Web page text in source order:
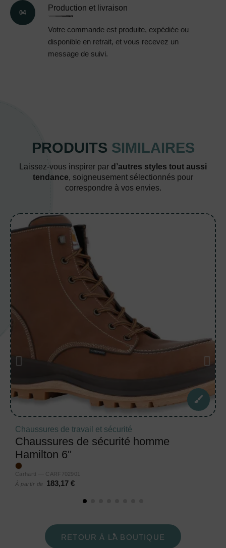
04
Production et livraison
Votre commande est produite, expédiée ou
disponible en retrait, et vous recevez un
message de suivi.
PRODUITS SIMILAIRES
Laissez-vous inspirer par d’autres styles tout aussi
tendance, soigneusement sélectionnés pour
correspondre à vos envies.
Chaussures de travail et sécurité
Chaussures de sécurité homme
Hamilton 6''
Carhartt — CARF702901
À partir de
183,17 €
RETOUR À LA BOUTIQUE